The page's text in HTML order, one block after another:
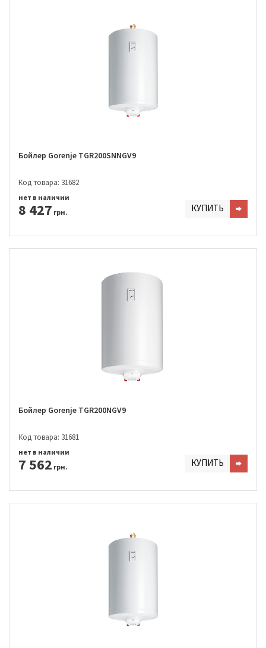
Бойлер Gorenje TGR200SNNGV9
Код товара: 31682
8 427 грн.
нет в наличии
КУПИТЬ
Бойлер Gorenje TGR200NGV9
Код товара: 31681
7 562 грн.
нет в наличии
КУПИТЬ